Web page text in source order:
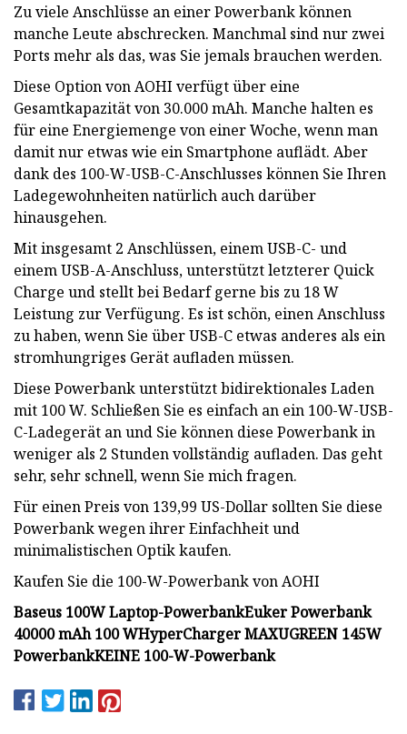
Zu viele Anschlüsse an einer Powerbank können
manche Leute abschrecken. Manchmal sind nur zwei
Ports mehr als das, was Sie jemals brauchen werden.
Diese Option von AOHI verfügt über eine
Gesamtkapazität von 30.000 mAh. Manche halten es
für eine Energiemenge von einer Woche, wenn man
damit nur etwas wie ein Smartphone auflädt. Aber
dank des 100-W-USB-C-Anschlusses können Sie Ihren
Ladegewohnheiten natürlich auch darüber
hinausgehen.
Mit insgesamt 2 Anschlüssen, einem USB-C- und
einem USB-A-Anschluss, unterstützt letzterer Quick
Charge und stellt bei Bedarf gerne bis zu 18 W
Leistung zur Verfügung. Es ist schön, einen Anschluss
zu haben, wenn Sie über USB-C etwas anderes als ein
stromhungriges Gerät aufladen müssen.
Diese Powerbank unterstützt bidirektionales Laden
mit 100 W. Schließen Sie es einfach an ein 100-W-USB-
C-Ladegerät an und Sie können diese Powerbank in
weniger als 2 Stunden vollständig aufladen. Das geht
sehr, sehr schnell, wenn Sie mich fragen.
Für einen Preis von 139,99 US-Dollar sollten Sie diese
Powerbank wegen ihrer Einfachheit und
minimalistischen Optik kaufen.
Kaufen Sie die 100-W-Powerbank von AOHI
Baseus 100W Laptop-PowerbankEuker Powerbank
40000 mAh 100 WHyperCharger MAXUGREEN 145W
PowerbankKEINE 100-W-Powerbank